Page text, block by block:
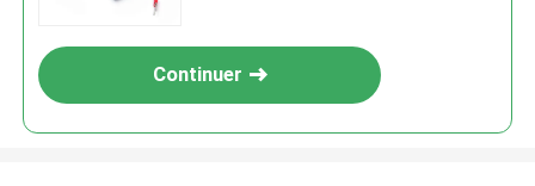
Continuer